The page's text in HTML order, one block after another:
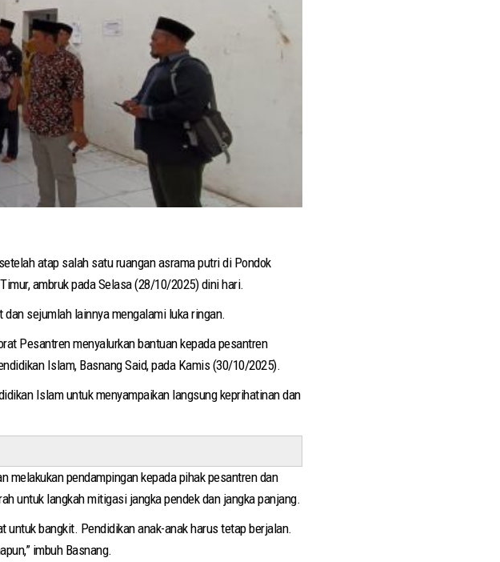
atap salah satu ruangan asrama putri di Pondok
ambruk pada Selasa (28/10/2025) dini hari.
sejumlah lainnya mengalami luka ringan.
Pesantren menyalurkan bantuan kepada pesantren
Islam, Basnang Said, pada Kamis (30/10/2025).
Islam untuk menyampaikan langsung keprihatinan dan
melakukan pendampingan kepada pihak pesantren dan
untuk langkah mitigasi jangka pendek dan jangka panjang.
untuk bangkit. Pendidikan anak-anak harus tetap berjalan.
imbuh Basnang.